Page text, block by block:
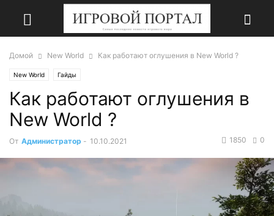
Домой New World Как работают оглушения в New World ?
New World Гайды
Как работают оглушения в
New World ?
От Администратор - 10.10.2021 0
1850